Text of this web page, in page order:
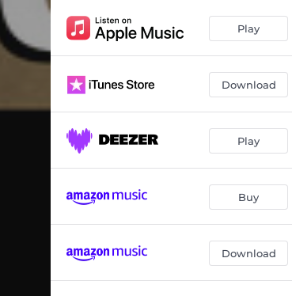
Mi Fanfarrón - Remastered 03:14
Ni por un Minuto - Remastered 03:14
Ritmo de Mi Son - Remastered 03:14
Puntéame Bien el Tres - Remastered 03:22
Mira Que Eres Cruel - Remastered
Mi Trio de Palabras - Remastered 03:26
Vida No Tardes - Remastered 02:56
Play
Download
Play
Buy
Download